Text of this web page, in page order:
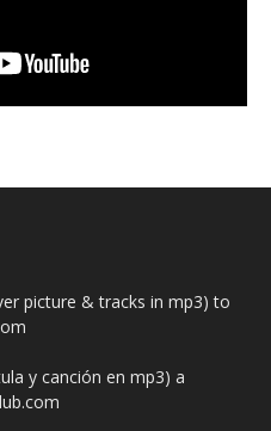
picture & tracks in mp3) to
y canción en mp3) a